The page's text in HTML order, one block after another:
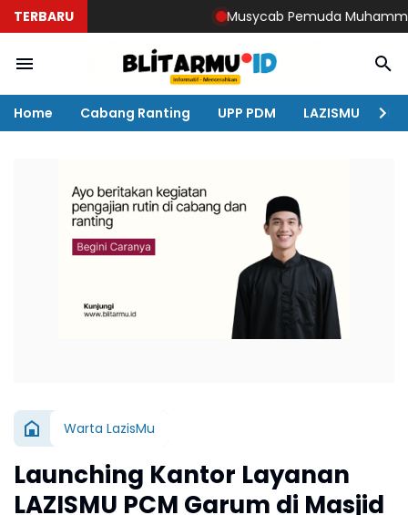
TERBARU Musycab Pemuda
Home Cabang Ranting UPP PDM LAZISMU
Warta LazisMu
Launching Kantor Layanan
LAZISMU PCM Garum di Masjid